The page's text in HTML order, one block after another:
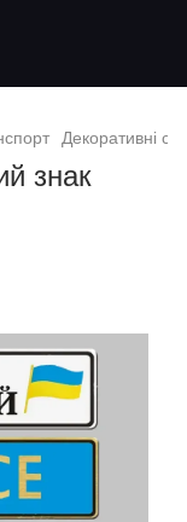
Декоративні
знак